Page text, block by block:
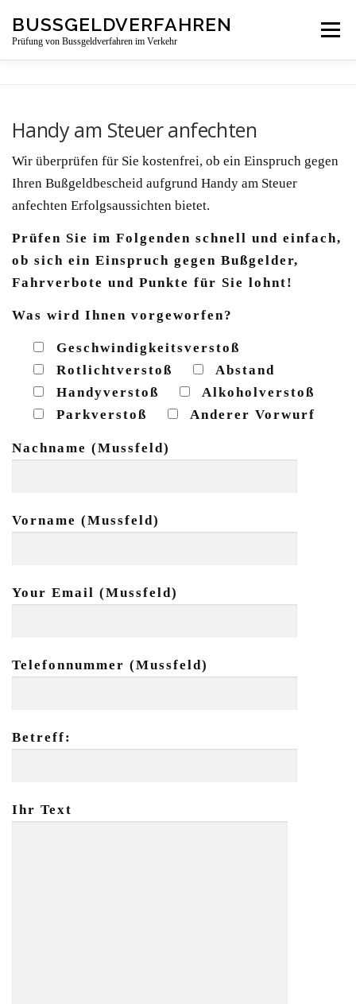
Inhalt
BUSSGELDVERFAHREN
Prüfung von Bussgeldverfahren im Verkehr
Menü
Handy am Steuer anfechten
Wir überprüfen für Sie kostenfrei, ob ein Einspruch gegen
Ihren Bußgeldbescheid aufgrund Handy am Steuer
anfechten Erfolgsaussichten bietet.
Prüfen Sie im Folgenden schnell und einfach,
ob sich ein Einspruch gegen Bußgelder,
Fahrverbote und Punkte für Sie lohnt!
Was wird Ihnen vorgeworfen?
Geschwindigkeitsverstoß
Rotlichtverstoß
Abstand
Handyverstoß
Alkoholverstoß
Parkverstoß
Anderer Vorwurf
Nachname (Mussfeld)
Vorname (Mussfeld)
Your Email (Mussfeld)
Telefonnummer (Mussfeld)
Betreff:
Ihr Text